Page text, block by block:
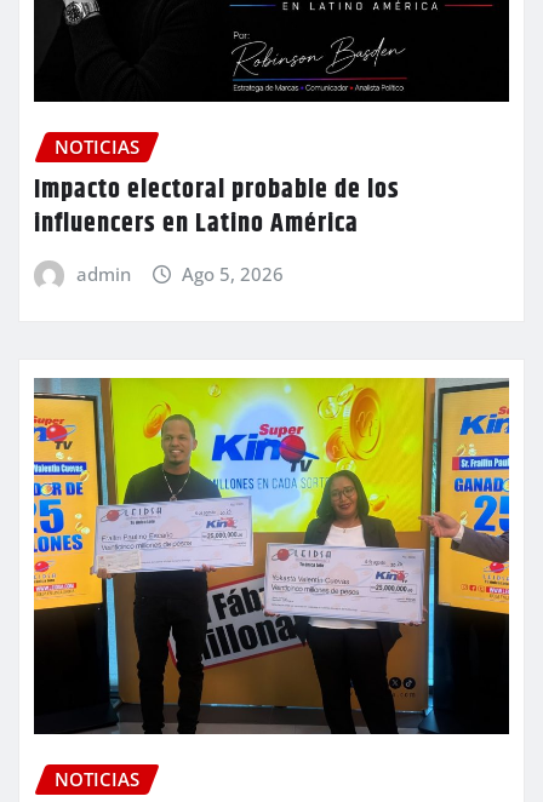
NOTICIAS
Impacto electoral probable de los
influencers en Latino América
admin Ago 5, 2026
NOTICIAS